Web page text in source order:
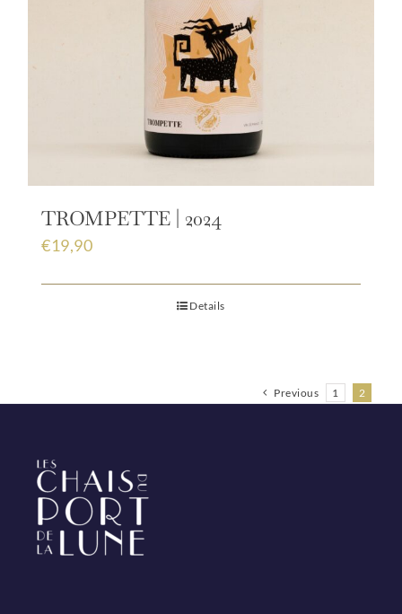
TROMPETTE | 2024
€19,90
Details
Previous 1 2